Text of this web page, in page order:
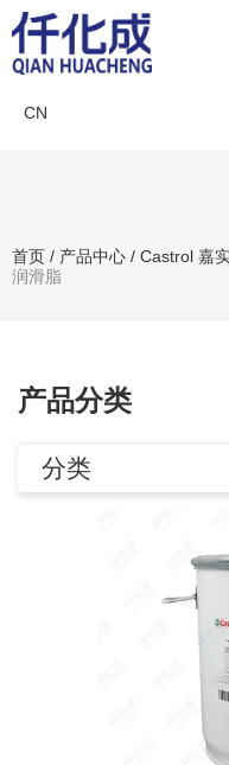
CN
首页 / 产品中心 / Castrol 嘉
润滑脂
产品分类
分类
0755-86192801